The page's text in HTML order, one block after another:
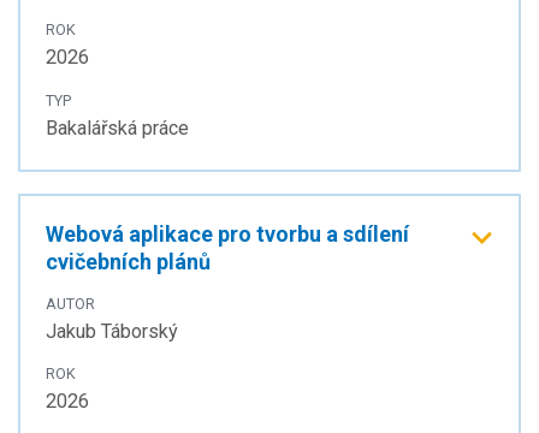
ROK
2026
TYP
Bakalářská práce
Webová aplikace pro tvorbu a sdílení
cvičebních plánů
AUTOR
Jakub Táborský
ROK
2026